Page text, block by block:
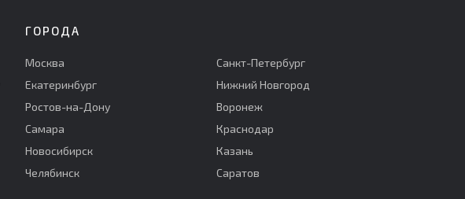
ГОРОДА
Москва
Санкт-Петербург
Екатеринбург
Нижний Новгород
Ростов-на-Дону
Воронеж
Самара
Краснодар
Новосибирск
Казань
Челябинск
Саратов